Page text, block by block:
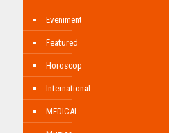
Eveniment
Featured
Horoscop
International
MEDICAL